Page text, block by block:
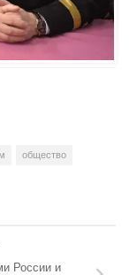
общество
России и